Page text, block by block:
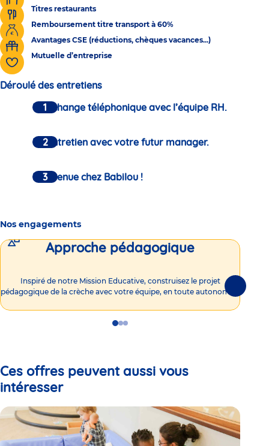
Titres restaurants
Remboursement titre transport à 60%
Avantages CSE (réductions, chèques vacances...)
Mutuelle d’entreprise
Déroulé des entretiens
Un échange téléphonique avec l’équipe RH.
Un entretien avec votre futur manager.
Bienvenue chez Babilou !
Nos engagements
Approche pédagogique
Inspiré de notre Mission Educative, construisez le projet
pédagogique de la crèche avec votre équipe, en toute autonomie !
GoGoGo
Ces offres peuvent aussi vous
intéresser